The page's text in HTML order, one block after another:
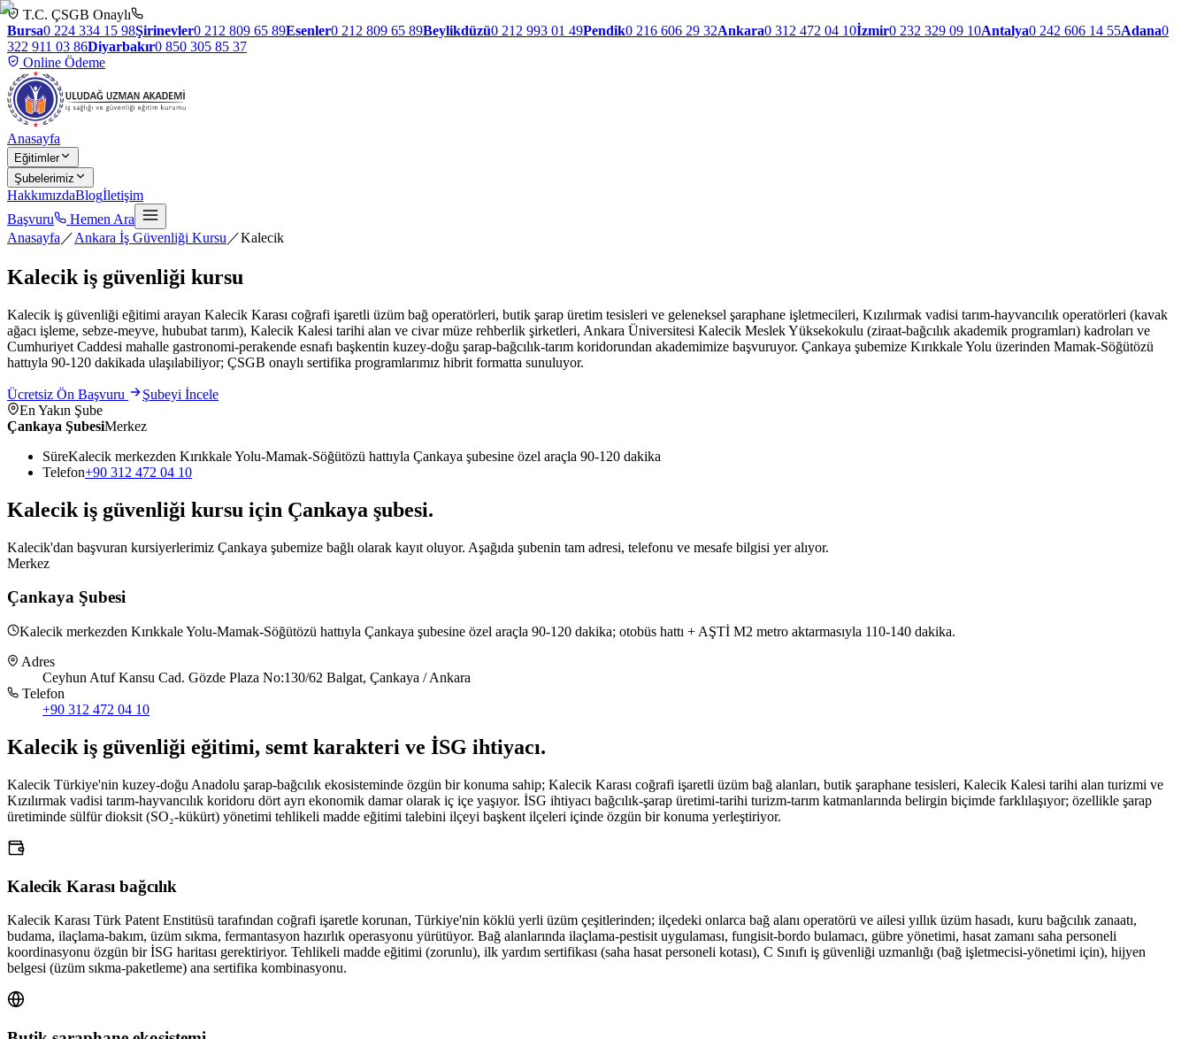
T.C. ÇSGB Onaylı
Bursa0 224 334 15 98Şirinevler0 212 809 65 89Esenler0 212 809 65 89Beylikdüzü0 212 993 01 49Pendik0 216 606 29 32Ankara0 312 472 04 10İzmir0 232 329 09 10Antalya0 242 606 14 55Adana0
322 911 03 86Diyarbakır0 850 305 85 37
Online Ödeme
Anasayfa
Eğitimler
Şubelerimiz
HakkımızdaBlogİletişim
Başvuru
Hemen Ara
Anasayfa ／Ankara İş Güvenliği Kursu ／Kalecik
Kalecik iş güvenliği kursu
Kalecik iş güvenliği eğitimi arayan Kalecik Karası coğrafi işaretli üzüm bağ operatörleri, butik şarap üretim tesisleri ve geleneksel şaraphane işletmecileri, Kızılırmak vadisi tarım-hayvancılık operatörleri (kavak
ağacı işleme, sebze-meyve, hububat tarım), Kalecik Kalesi tarihi alan ve civar müze rehberlik şirketleri, Ankara Üniversitesi Kalecik Meslek Yüksekokulu (ziraat-bağcılık akademik programları) kadroları ve
Cumhuriyet Caddesi mahalle gastronomi-perakende esnafı başkentin kuzey-doğu şarap-bağcılık-tarım koridorundan akademimize başvuruyor. Çankaya şubemize Kırıkkale Yolu üzerinden Mamak-Söğütözü
hattıyla 90-120 dakikada ulaşılabiliyor; ÇSGB onaylı sertifika programlarımız hibrit formatta sunuluyor.
Ücretsiz Ön Başvuru
Şubeyi İncele
En Yakın Şube
Çankaya ŞubesiMerkez
SüreKalecik merkezden Kırıkkale Yolu-Mamak-Söğütözü hattıyla Çankaya şubesine özel araçla 90-120 dakika
Telefon+90 312 472 04 10
Kalecik iş güvenliği kursu için Çankaya şubesi.
Kalecik'dan başvuran kursiyerlerimiz Çankaya şubemize bağlı olarak kayıt oluyor. Aşağıda şubenin tam adresi, telefonu ve mesafe bilgisi yer alıyor.
Merkez
Çankaya Şubesi
Kalecik merkezden Kırıkkale Yolu-Mamak-Söğütözü hattıyla Çankaya şubesine özel araçla 90-120 dakika; otobüs hattı + AŞTİ M2 metro aktarmasıyla 110-140 dakika.
Adres
Ceyhun Atuf Kansu Cad. Gözde Plaza No:130/62 Balgat, Çankaya / Ankara
Telefon
+90 312 472 04 10
Kalecik iş güvenliği eğitimi, semt karakteri ve İSG ihtiyacı.
Kalecik Türkiye'nin kuzey-doğu Anadolu şarap-bağcılık ekosisteminde özgün bir konuma sahip; Kalecik Karası coğrafi işaretli üzüm bağ alanları, butik şaraphane tesisleri, Kalecik Kalesi tarihi alan turizmi ve
Kızılırmak vadisi tarım-hayvancılık koridoru dört ayrı ekonomik damar olarak iç içe yaşıyor. İSG ihtiyacı bağcılık-şarap üretimi-tarihi turizm-tarım katmanlarında belirgin biçimde farklılaşıyor; özellikle şarap
üretiminde sülfür dioksit (SO₂-kükürt) yönetimi tehlikeli madde eğitimi talebini ilçeyi başkent ilçeleri içinde özgün bir konuma yerleştiriyor.
Kalecik Karası bağcılık
Kalecik Karası Türk Patent Enstitüsü tarafından coğrafi işaretle korunan, Türkiye'nin köklü yerli üzüm çeşitlerinden; ilçedeki onlarca bağ alanı operatörü ve ailesi yıllık üzüm hasadı, kuru bağcılık zanaatı,
budama, ilaçlama-bakım, üzüm sıkma, fermantasyon hazırlık operasyonu yürütüyor. Bağ alanlarında ilaçlama-pestisit uygulaması, fungisit-bordo bulamacı, gübre yönetimi, hasat zamanı saha personeli
koordinasyonu özgün bir İSG haritası gerektiriyor. Tehlikeli madde eğitimi (zorunlu), ilk yardım sertifikası (saha hasat personeli kotası), C Sınıfı iş güvenliği uzmanlığı (bağ işletmecisi-yönetimi için), hijyen
belgesi (üzüm sıkma-paketleme) ana sertifika kombinasyonu.